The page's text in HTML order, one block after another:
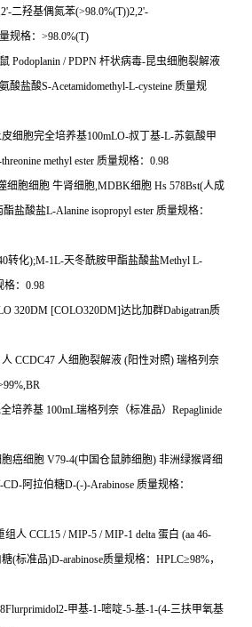
二羟基偶氮苯(>98.0%(T))2,2'-
规格： >98.0%(T)
Podoplanin / PDPN 杆状病毒-昆虫细胞裂解液
酸盐酸S-Acetamidomethyl-L-cysteine 质量规
细胞完全培养基100mLO-叔丁基-L-苏氨酸甲
methyl ester 质量规格： 0.98
细胞细胞 牛肾细胞,MDBK细胞 Hs 578Bst(人成
酯盐酸盐L-Alanine isopropyl ester 质量规格：
转化);M-1L-天冬酰胺甲酯盐酸盐Methyl L-
： 0.98
320DM [COLO320DM]达比加群Dabigatran质
人 CCDC47 人细胞裂解液 (阳性对照) 瑞格列奈
培养基 100mL瑞格列奈（标准品） Repaglinide
癌细胞 V79-4(中国仓鼠肺细胞) 非洲绿猴肾细
CD-阿拉伯糖D-(-)-Arabinose 质量规格：
组人 CCL15 / MIP-5 / MIP-1 delta 蛋白 (aa 46-
糖(标准品)D-arabinose质量规格： HPLC≥98%，
甲基-1-嘧啶-5-基-1-(4-三扶甲氧基